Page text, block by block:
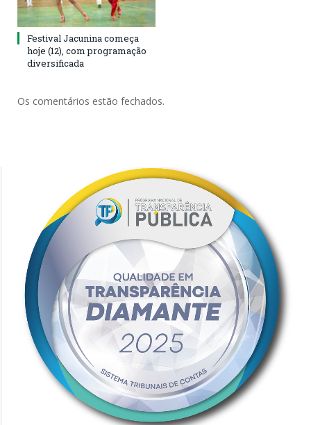
Festival Jacunina começa
hoje (12), com programação
diversificada
Os comentários estão fechados.